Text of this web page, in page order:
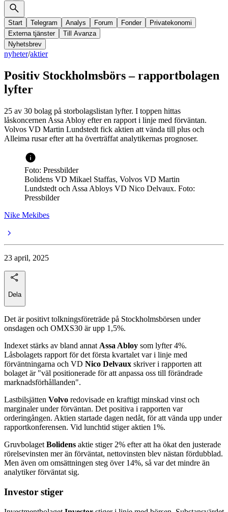
Start Telegram Analys Forum Fonder
Privatekonomi
Externa tjänster
Till Avanza
Nyhetsbrev
nyheter/aktier
Positiv Stockholmsbörs – rapportbolagen
lyfter
25 av 30 bolag på storbolagslistan lyfter. I toppen hittas
låskoncernen Assa Abloy efter en rapport i linje med förväntan.
Volvos VD Martin Lundstedt fick aktien att vända till plus och
Alleima rusar efter att ha överträffat analytikernas prognoser.
Foto: Pressbilder
Bolidens VD Mikael Staffas, Volvos VD Martin
Lundstedt och Assa Abloys VD Nico Delvaux. Foto:
Pressbilder
Nike Mekibes
23 april, 2025
Dela
Det är positivt tolkningsföreträde på Stockholmsbörsen under
onsdagen och OMXS30 är upp 1,5%.
Indexet stärks av bland annatAssa Abloy som lyfter 4%.
Låsbolagets rapport för det första kvartalet var i linje med
förväntningarna och VD Nico Delvaux skriver i rapporten att
bolaget är "väl positionerade för att anpassa oss till förändrade
marknadsförhållanden".
Lastbilsjätten Volvo redovisade en kraftigt minskad vinst och
marginaler under förväntan. Det positiva i rapporten var
orderingången. Aktien startade dagen nedåt, för att vända upp under
rapportkonferensen. Vid lunchtid stiger aktien 1%.
GruvbolagetBolidens aktie stiger 2% efter att ha ökat den justerade
rörelsevinsten mer än förväntat, nettovinsten blev nästan fördubblad.
Men även om omsättningen steg över 14%, så var det mindre än
analytiker förväntat sig.
Investor stiger